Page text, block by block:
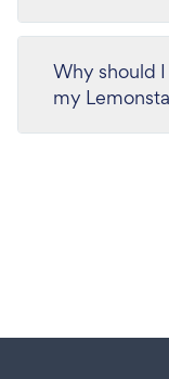
Why should
my